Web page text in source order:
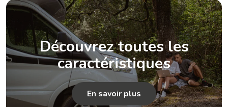
Découvrez toutes les
caractéristiques
En savoir plus